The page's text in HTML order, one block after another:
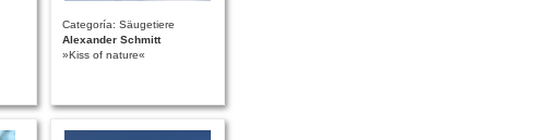
Categoría: Säugetiere
Alexander Schmitt
»Kiss of nature«